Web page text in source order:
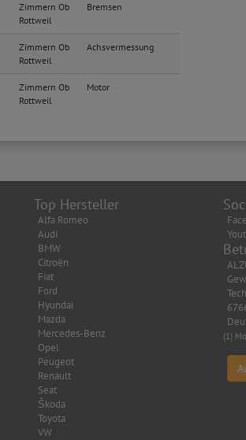
Zimmern Ob
Rottweil
Bremsen
Zimmern Ob
Rottweil
Achsvermessung
Zimmern Ob
Rottweil
Motor
Top Hersteller
Alfa Romeo
Audi
BMW
Citroën
Fiat
Ford
Hyundai
Mazda
Mercedes-Benz
Opel
Peugeot
Renault
Seat
Škoda
Toyota
VW
(1)